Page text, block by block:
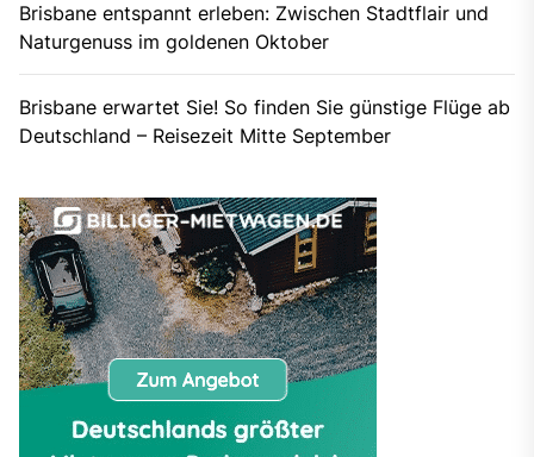
Brisbane entspannt erleben: Zwischen Stadtflair und
Naturgenuss im goldenen Oktober
Brisbane erwartet Sie! So finden Sie günstige Flüge ab
Deutschland – Reisezeit Mitte September